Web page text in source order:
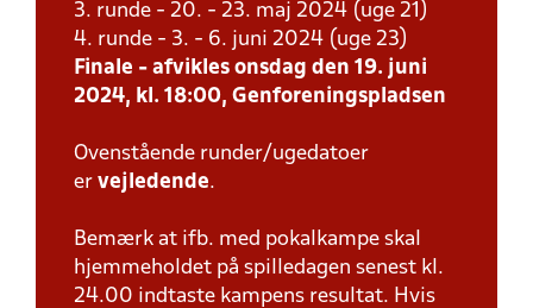
3. runde - 20. - 23. maj 2024 (uge 21)
4. runde - 3. - 6. juni 2024 (uge 23)
Finale - afvikles onsdag den 19. juni
2024, kl. 18:00, Genforeningspladsen
Ovenstående runder/ugedatoer
er vejledende.
Bemærk at ifb. med pokalkampe skal
hjemmeholdet på spilledagen senest kl.
24.00 indtaste kampens resultat. Hvis